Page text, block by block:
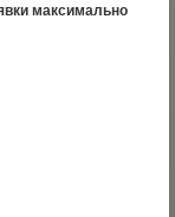
максимально